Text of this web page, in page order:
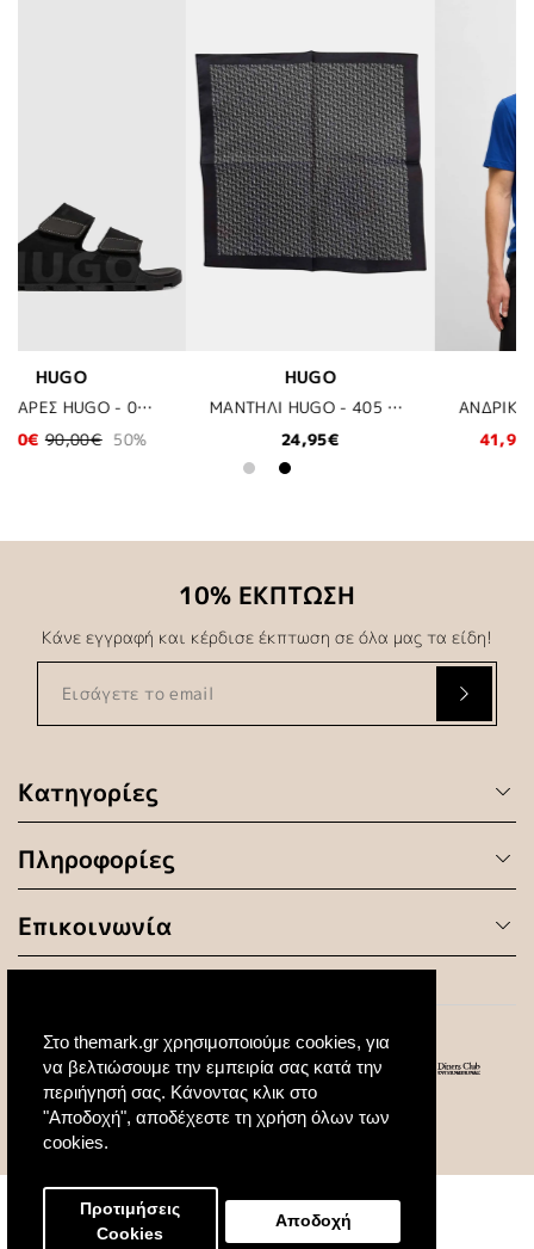
Στο themark.gr χρησιμοποιούμε cookies, για
να βελτιώσουμε την εμπειρία σας κατά την
περιήγησή σας. Κάνοντας κλικ στο
"Αποδοχή", αποδέχεστε τη χρήση όλων των
cookies.
Προτιμήσεις
Cookies
Αποδοχή
ΜΑΝΤΗΛΙ HUGO - 405 ΜΠΛΕ
ΑΝΔΡΙΚΗ ΜΠΛΟΥΖΑ - 424 ΜΠΛΕ
41,97€
126,00€ 30%
Κατηγορίες
Πληροφορίες
Επικοινωνία
10% ΕΚΠΤΩΣΗ
Κάνε εγγραφή και κέρδισε έκπτωση σε όλα μας τα είδη!
© 2020 All Rights Reserved. Created by